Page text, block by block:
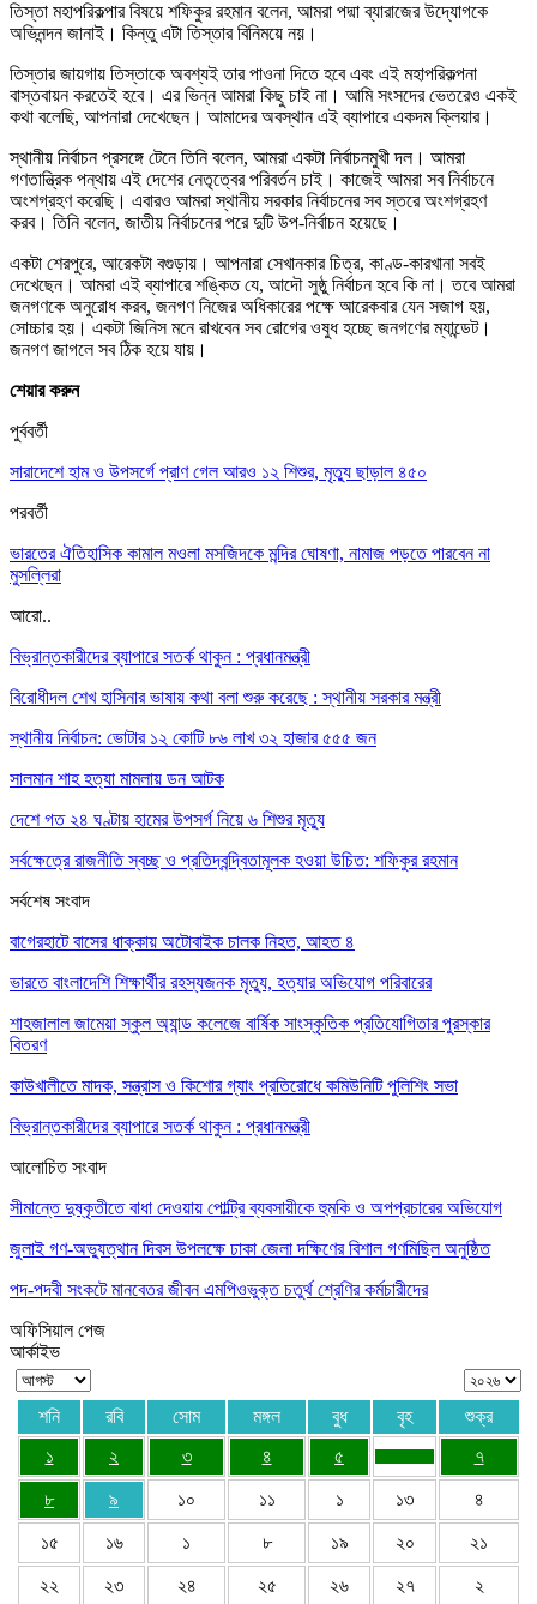
তিস্তা মহাপরিকল্পার বিষয়ে শফিকুর রহমান বলেন, আমরা পদ্মা ব্যারাজের উদ্যোগকে
অভিনন্দন জানাই। কিন্তু এটা তিস্তার বিনিময়ে নয়।
তিস্তার জায়গায় তিস্তাকে অবশ্যই তার পাওনা দিতে হবে এবং এই মহাপরিকল্পনা
বাস্তবায়ন করতেই হবে। এর ভিন্ন আমরা কিছু চাই না। আমি সংসদের ভেতরেও একই
কথা বলেছি, আপনারা দেখেছেন। আমাদের অবস্থান এই ব্যাপারে একদম ক্লিয়ার।
স্থানীয় নির্বাচন প্রসঙ্গে টেনে তিনি বলেন, আমরা একটা নির্বাচনমুখী দল। আমরা
গণতান্ত্রিক পন্থায় এই দেশের নেতৃত্বের পরিবর্তন চাই। কাজেই আমরা সব নির্বাচনে
অংশগ্রহণ করেছি। এবারও আমরা স্থানীয় সরকার নির্বাচনের সব স্তরে অংশগ্রহণ
করব। তিনি বলেন, জাতীয় নির্বাচনের পরে দুটি উপ-নির্বাচন হয়েছে।
একটা শেরপুরে, আরেকটা বগুড়ায়। আপনারা সেখানকার চিত্র, কাণ্ড-কারখানা সবই
দেখেছেন। আমরা এই ব্যাপারে শঙ্কিত যে, আদৌ সুষ্ঠু নির্বাচন হবে কি না। তবে আমরা
জনগণকে অনুরোধ করব, জনগণ নিজের অধিকারের পক্ষে আরেকবার যেন সজাগ হয়,
সোচ্চার হয়। একটা জিনিস মনে রাখবেন সব রোগের ওষুধ হচ্ছে জনগণের ম্যান্ডেট।
জনগণ জাগলে সব ঠিক হয়ে যায়।
শেয়ার করুন
পুর্ববর্তী
সারাদেশে হাম ও উপসর্গে প্রাণ গেল আরও ১২ শিশুর, মৃত্যু ছাড়াল ৪৫০
পরবর্তী
ভারতের ঐতিহাসিক কামাল মওলা মসজিদকে মন্দির ঘোষণা, নামাজ পড়তে পারবেন না
মুসল্লিরা
আরো..
বিভ্রান্তকারীদের ব্যাপারে সতর্ক থাকুন : প্রধানমন্ত্রী
বিরোধীদল শেখ হাসিনার ভাষায় কথা বলা শুরু করেছে : স্থানীয় সরকার মন্ত্রী
স্থানীয় নির্বাচন: ভোটার ১২ কোটি ৮৬ লাখ ৩২ হাজার ৫৫৫ জন
সালমান শাহ হত্যা মামলায় ডন আটক
দেশে গত ২৪ ঘণ্টায় হামের উপসর্গ নিয়ে ৬ শিশুর মৃত্যু
সর্বক্ষেত্রে রাজনীতি স্বচ্ছ ও প্রতিদ্বন্দ্বিতামূলক হওয়া উচিত: শফিকুর রহমান
সর্বশেষ সংবাদ
বাগেরহাটে বাসের ধাক্কায় অটোবাইক চালক নিহত, আহত ৪
ভারতে বাংলাদেশি শিক্ষার্থীর রহস্যজনক মৃত্যু, হত্যার অভিযোগ পরিবারের
শাহজালাল জামেয়া স্কুল অ্যান্ড কলেজে বার্ষিক সাংস্কৃতিক প্রতিযোগিতার পুরস্কার
বিতরণ
কাউখালীতে মাদক, সন্ত্রাস ও কিশোর গ্যাং প্রতিরোধে কমিউনিটি পুলিশিং সভা
বিভ্রান্তকারীদের ব্যাপারে সতর্ক থাকুন : প্রধানমন্ত্রী
আলোচিত সংবাদ
সীমান্তে দুষ্কৃতীতে বাধা দেওয়ায় পোল্ট্রি ব্যবসায়ীকে হুমকি ও অপপ্রচারের অভিযোগ
জুলাই গণ-অভ্যুত্থান দিবস উপলক্ষে ঢাকা জেলা দক্ষিণের বিশাল গণমিছিল অনুষ্ঠিত
পদ-পদবী সংকটে মানবেতর জীবন এমপিওভুক্ত চতুর্থ শ্রেণির কর্মচারীদের
অফিসিয়াল পেজ
আর্কাইভ
শনি রবি সোম মঙ্গল বুধ বৃহ
শুক্র
১
২ ৩ ৪ ৫ ৭
৮ ৯ ১০ ১১ ১ ১৩ ৪
১৫ ১৬ ১ ৮ ১৯ ২০ ২১
২২ ২৩ ২৪ ২৫ ২৬ ২৭ ২